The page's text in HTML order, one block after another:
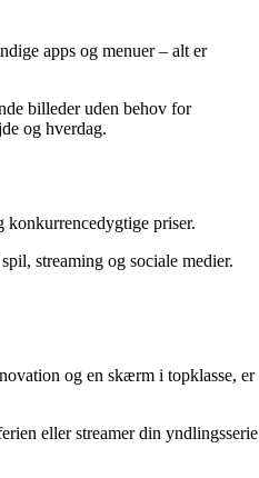
apps og menuer – alt er
billeder uden behov for
og hverdag.
konkurrencedygtige priser.
streaming og sociale medier.
og en skærm i topklasse, er
eller streamer din yndlingsserie